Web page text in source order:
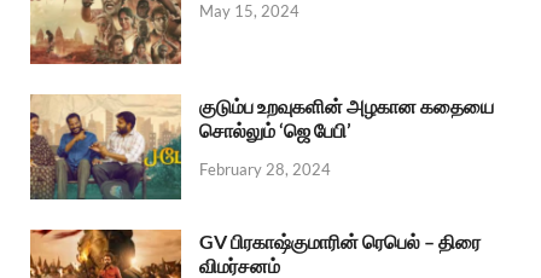
May 15, 2024
குடும்ப உறவுகளின் அழகான கதையை
சொல்லும் ‘ஜெ பேபி’
February 28, 2024
GV பிரகாஷ்குமாரின் ரெபெல் – திரை
விமர்சனம்